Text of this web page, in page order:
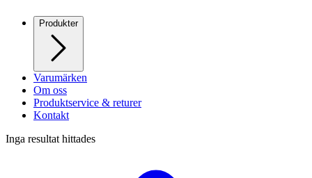
Produkter
Varumärken
Om oss
Produktservice & returer
Kontakt
Inga resultat hittades